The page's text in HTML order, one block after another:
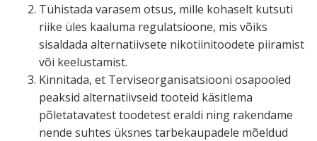
Tühistada varasem otsus, mille kohaselt kutsuti
riike üles kaaluma regulatsioone, mis võiks
sisaldada alternatiivsete nikotiinitoodete piiramist
või keelustamist.
Kinnitada, et Terviseorganisatsiooni osapooled
peaksid alternatiivseid tooteid käsitlema
põletatavatest toodetest eraldi ning rakendame
nende suhtes üksnes tarbekaupadele mõeldud